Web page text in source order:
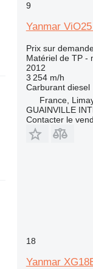
9
Yanmar
Prix sur
Matériel de TP -
2012
3 254 m/h
Carburant diesel
France,
GUAINVILLE
Contacter le
18
Yanmar